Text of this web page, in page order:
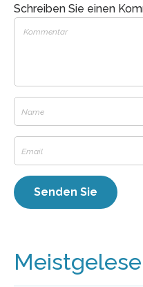
Schreiben Sie einen